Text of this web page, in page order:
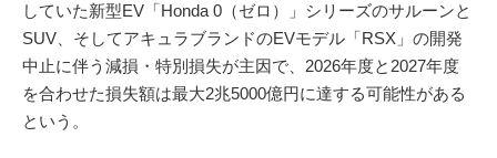
していた新型EV「Honda 0（ゼロ）」シリーズのサルーンと
SUV、そしてアキュラブランドのEVモデル「RSX」の開発
中止に伴う減損・特別損失が主因で、2026年度と2027年度
を合わせた損失額は最大2兆5000億円に達する可能性がある
という。